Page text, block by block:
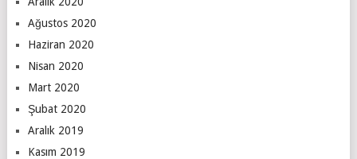
Ağustos 2020
Haziran 2020
Nisan 2020
Mart 2020
Şubat 2020
Aralık 2019
Kasım 2019